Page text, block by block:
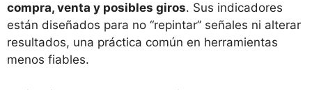
compra, venta y posibles giros. Sus indicadores
están diseñados para no “repintar” señales ni alterar
resultados, una práctica común en herramientas
menos fiables.